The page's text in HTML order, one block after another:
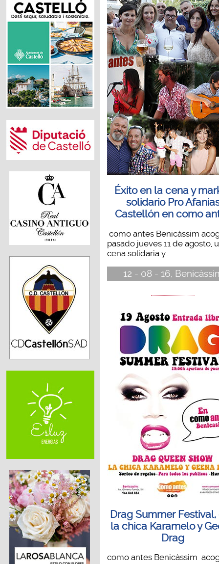
Éxito en la cena y
solidario Pro
Castellón en como
como antes Benicàssim
pasado jueves 11 de agosto,
cena solidaria y...
12 - 08 - 16,
Drag Summer Festival,
la chica Karamelo y
Drag
como antes Benicàssim